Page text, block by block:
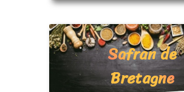
Safran de
Bretagne